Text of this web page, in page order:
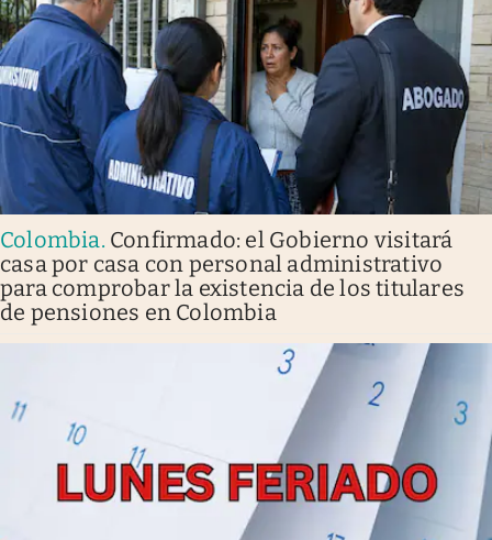
Colombia. Confirmado: el Gobierno visitará
casa por casa con personal administrativo
para comprobar la existencia de los titulares
de pensiones en Colombia